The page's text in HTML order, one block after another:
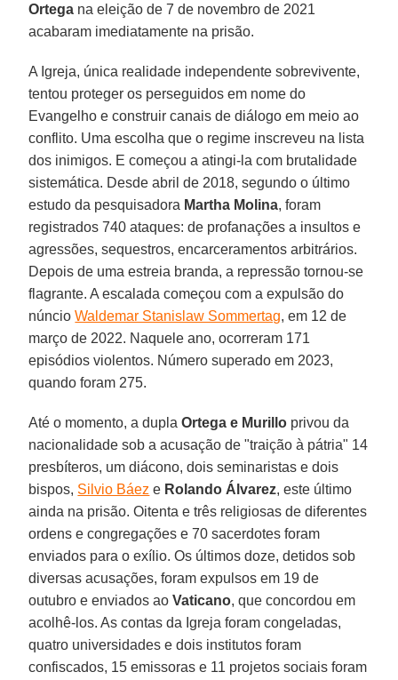
Ortega na eleição de 7 de novembro de 2021
acabaram imediatamente na prisão.
A Igreja, única realidade independente sobrevivente,
tentou proteger os perseguidos em nome do
Evangelho e construir canais de diálogo em meio ao
conflito. Uma escolha que o regime inscreveu na lista
dos inimigos. E começou a atingi-la com brutalidade
sistemática. Desde abril de 2018, segundo o último
estudo da pesquisadora Martha Molina, foram
registrados 740 ataques: de profanações a insultos e
agressões, sequestros, encarceramentos arbitrários.
Depois de uma estreia branda, a repressão tornou-se
flagrante. A escalada começou com a expulsão do
núncioWaldemar Stanislaw Sommertag, em 12 de
março de 2022. Naquele ano, ocorreram 171
episódios violentos. Número superado em 2023,
quando foram 275.
Até o momento, a duplaOrtega e Murillo privou da
nacionalidade sob a acusação de "traição à pátria" 14
presbíteros, um diácono, dois seminaristas e dois
bispos, Silvio Báez e Rolando Álvarez, este último
ainda na prisão. Oitenta e três religiosas de diferentes
ordens e congregações e 70 sacerdotes foram
enviados para o exílio. Os últimos doze, detidos sob
diversas acusações, foram expulsos em 19 de
outubro e enviados aoVaticano, que concordou em
acolhê-los. As contas da Igreja foram congeladas,
quatro universidades e dois institutos foram
confiscados, 15 emissoras e 11 projetos sociais foram